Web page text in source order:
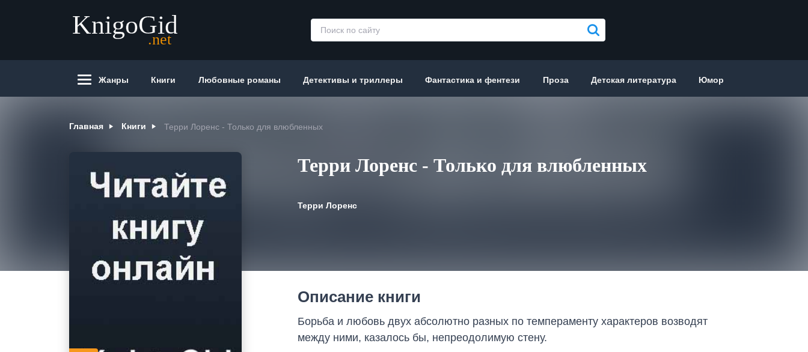
Жанры Книги Любовные романы Детективы и триллеры Фантастика и фентези Проза Детская литература Юмор
Главная Книги Терри Лоренс - Только для влюбленных
Терри Лоренс - Только для влюбленных
Терри Лоренс
Описание книги
Борьба и любовь двух абсолютно разных по темпераменту характеров возводят
между ними, казалось бы, непреодолимую стену.